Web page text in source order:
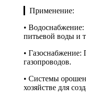
▎Применение:
• Водоснабжение:
питьевой воды и
•
газопроводов.
• Системы
хозяйстве для